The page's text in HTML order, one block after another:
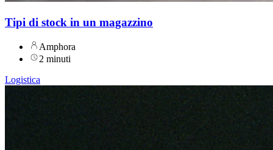
Tipi di stock in un magazzino
Amphora
2 minuti
Logistica